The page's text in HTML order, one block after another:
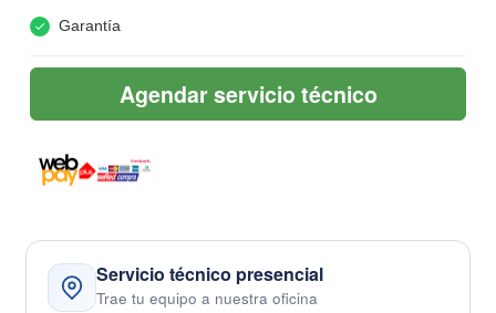
Garantía
Agendar servicio técnico
Servicio técnico presencial
Trae tu equipo a nuestra oficina